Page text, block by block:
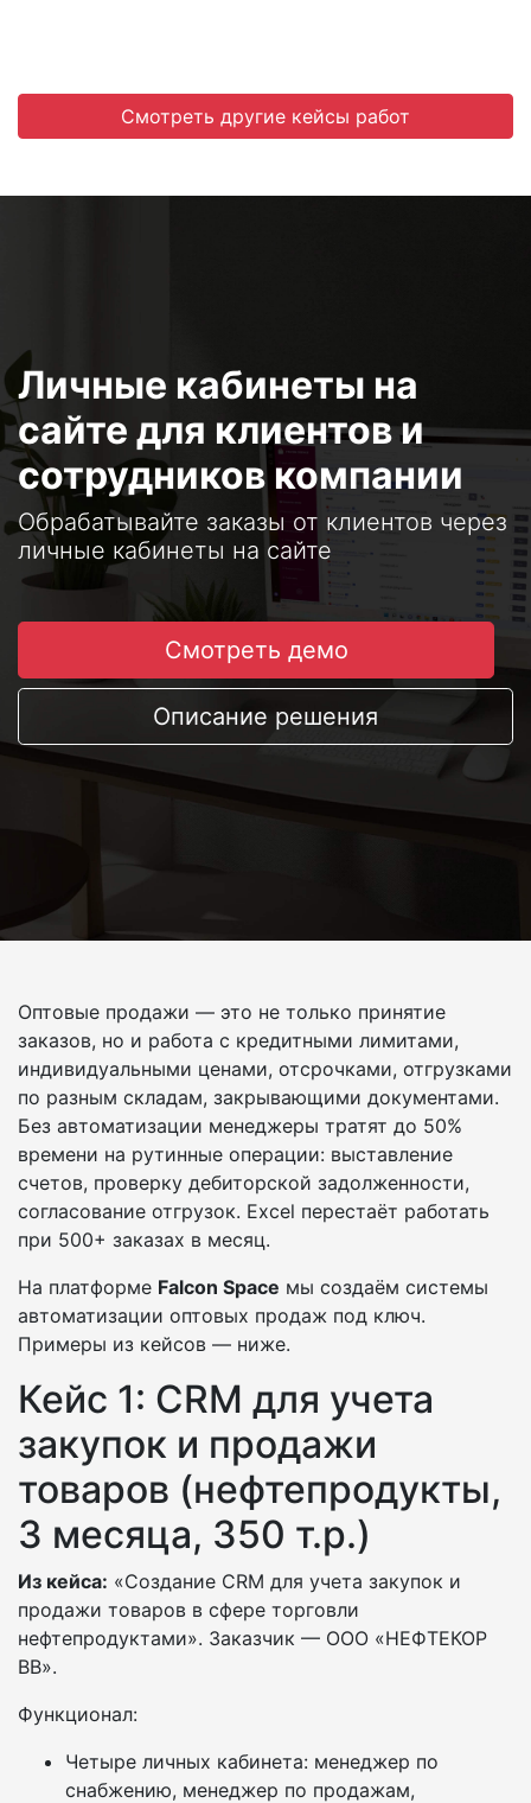
Смотреть другие кейсы работ
Личные кабинеты на
сайте для клиентов и
сотрудников компании
Обрабатывайте заказы от клиентов через
личные кабинеты на сайте
Смотреть демо
Описание решения
Оптовые продажи — это не только принятие
заказов, но и работа с кредитными лимитами,
индивидуальными ценами, отсрочками, отгрузками
по разным складам, закрывающими документами.
Без автоматизации менеджеры тратят до 50%
времени на рутинные операции: выставление
счетов, проверку дебиторской задолженности,
согласование отгрузок. Excel перестаёт работать
при 500+ заказах в месяц.
На платформе Falcon Space мы создаём системы
автоматизации оптовых продаж под ключ.
Примеры из кейсов — ниже.
Кейс 1: CRM для учета
закупок и продажи
товаров (нефтепродукты,
3 месяца, 350 т.р.)
Из кейса: «Создание CRM для учета закупок и
продажи товаров в сфере торговли
нефтепродуктами». Заказчик — ООО «НЕФТЕКОР
ВВ».
Функционал:
Четыре личных кабинета: менеджер по
снабжению, менеджер по продажам,